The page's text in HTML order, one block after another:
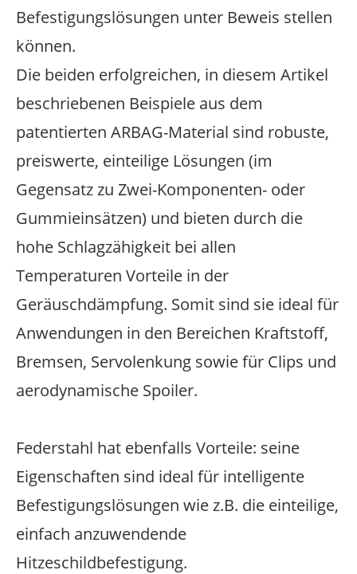
Befestigungslösungen unter Beweis stellen
können.
Die beiden erfolgreichen, in diesem Artikel
beschriebenen Beispiele aus dem
patentierten ARBAG-Material sind robuste,
preiswerte, einteilige Lösungen (im
Gegensatz zu Zwei-Komponenten- oder
Gummieinsätzen) und bieten durch die
hohe Schlagzähigkeit bei allen
Temperaturen Vorteile in der
Geräuschdämpfung. Somit sind sie ideal für
Anwendungen in den Bereichen Kraftstoff,
Bremsen, Servolenkung sowie für Clips und
aerodynamische Spoiler.
Federstahl hat ebenfalls Vorteile: seine
Eigenschaften sind ideal für intelligente
Befestigungslösungen wie z.B. die einteilige,
einfach anzuwendende
Hitzeschildbefestigung.